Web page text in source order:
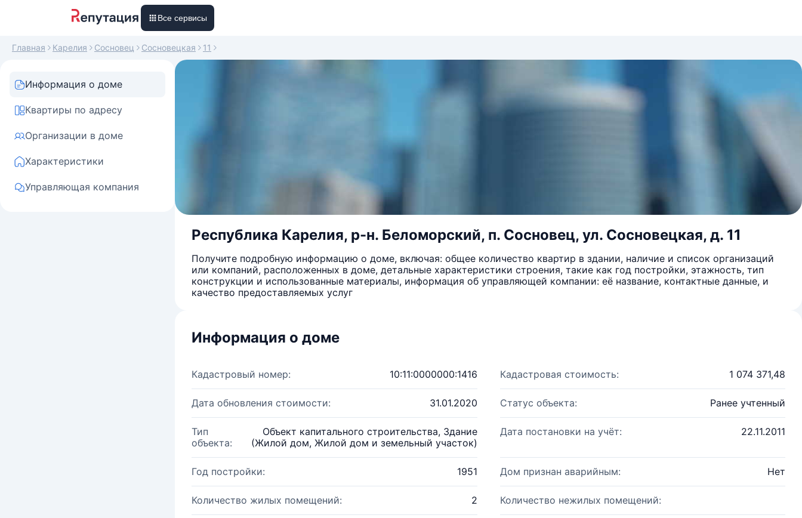
Все сервисы
Главная Карелия Сосновец Сосновецкая 11
Информация о доме
Квартиры по адресу
Организации в доме
Характеристики
Управляющая компания
Республика Карелия, р-н. Беломорский, п. Сосновец, ул. Сосновецкая, д. 11
Получите подробную информацию о доме, включая: общее количество квартир в здании, наличие и список организаций
или компаний, расположенных в доме, детальные характеристики строения, такие как год постройки, этажность, тип
конструкции и использованные материалы, информация об управляющей компании: её название, контактные данные, и
качество предоставляемых услуг
Информация о доме
Кадастровый номер: 10:11:0000000:1416 Кадастровая стоимость: 1 074 371,48
Дата обновления стоимости: 31.01.2020 Статус объекта: Ранее учтенный
Тип
объекта:
Объект капитального строительства, Здание
(Жилой дом, Жилой дом и земельный участок)
Дата постановки на учёт: 22.11.2011
Год постройки: 1951 Дом признан аварийным: Нет
Количество жилых помещений: 2 Количество нежилых помещений: